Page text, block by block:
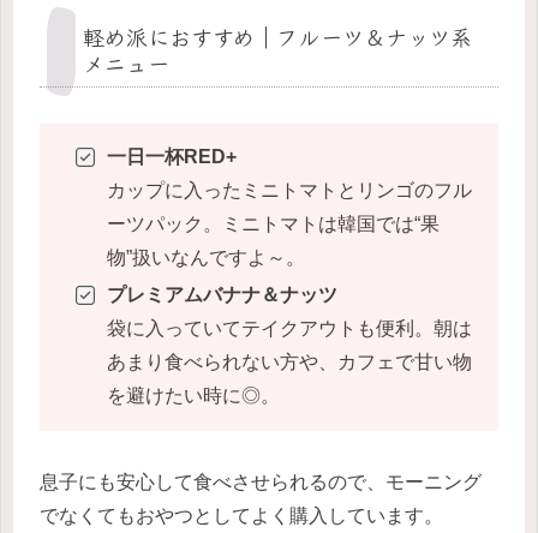
軽め派におすすめ｜フルーツ＆ナッツ系
メニュー
一日一杯RED+
カップに入ったミニトマトとリンゴのフル
ーツパック。ミニトマトは韓国では“果
物”扱いなんですよ～。
プレミアムバナナ＆ナッツ
袋に入っていてテイクアウトも便利。朝は
あまり食べられない方や、カフェで甘い物
を避けたい時に◎。
息子にも安心して食べさせられるので、モーニング
でなくてもおやつとしてよく購入しています。